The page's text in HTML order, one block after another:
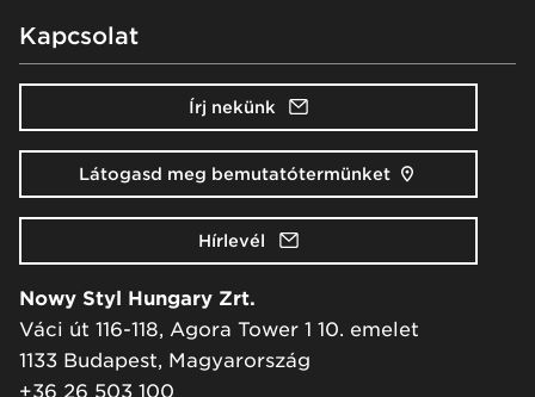
Kapcsolat
Írj nekünk
Látogasd meg bemutatótermünket
Hírlevél
Nowy Styl Hungary Zrt.
Váci út 116-118, Agora Tower 1 10. emelet
1133 Budapest, Magyarország
+36 26 503 100